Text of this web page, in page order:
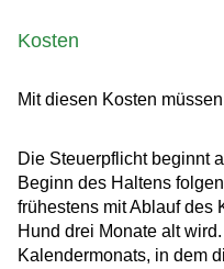
Kosten
Mit diesen Kosten
Die Steuerpflicht beginnt
Beginn des Haltens
frühestens mit Ablauf des
Hund drei Monate alt
Kalendermonats, in dem